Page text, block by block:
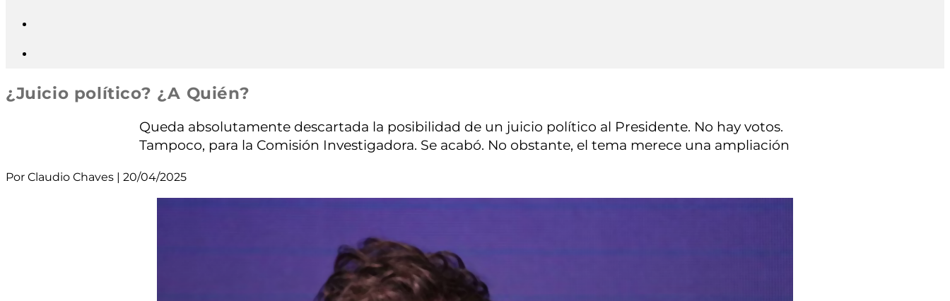
¿Juicio político? ¿A Quién?
Queda absolutamente descartada la posibilidad de un juicio político al Presidente. No hay votos.
Tampoco, para la Comisión Investigadora. Se acabó. No obstante, el tema merece una ampliación
Por Claudio Chaves | 20/04/2025